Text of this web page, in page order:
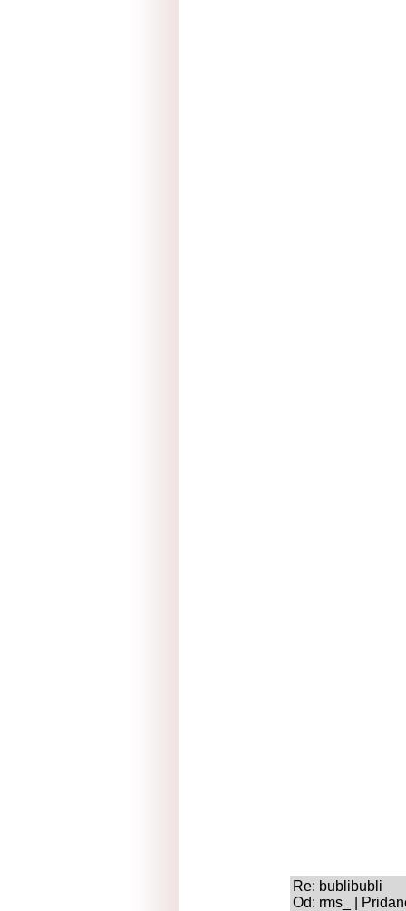
Re: bublibubli
Od: rms_ |